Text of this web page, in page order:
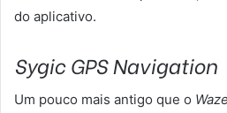
do aplicativo.
Sygic GPS Navigation
Um pouco mais antigo que o Waze